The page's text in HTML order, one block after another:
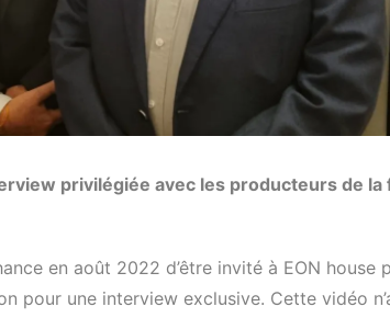
Tuer
Permis
Le
Skyfall
privilégiée avec les producteurs de la
en août 2022 d’être invité à EON house
pour une interview exclusive. Cette vidéo